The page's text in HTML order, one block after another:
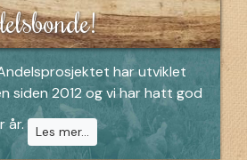
har utviklet
siden 2012 og vi har hatt god
år.
Les mer...